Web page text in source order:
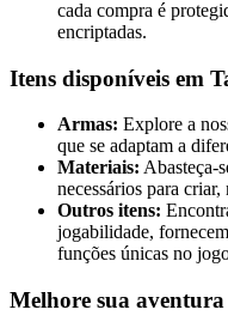
cada compra é
encriptadas.
Itens disponíveis em
Armas: Explore a
que se adaptam a
Materiais: Abasteça-
necessários para
Outros itens:
jogabilidade,
funções únicas no
Melhore sua